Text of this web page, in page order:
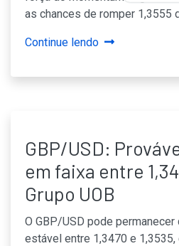
as chances de romper 1,3555
Continue lendo
GBP/USD:
em faixa entre
Grupo UOB
O GBP/USD pode
estável entre 1,3470 e